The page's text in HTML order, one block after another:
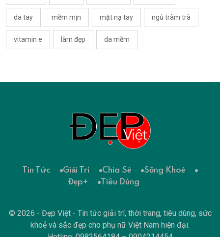
da tay mềm mịn mặt nạ tay ngủ tràm trà
vitamin e làm đẹp da mềm
Tin Tức Giải Trí Chia Sẻ
Sống Khoẻ
Đẹp+
Tiêu Dùng
© 2026 - Đẹp Việt - Tin tức giải trí, thời trang, tiêu dùng, sức
khoẻ và sắc đẹp cho phụ nữ Việt Nam hiện đại.